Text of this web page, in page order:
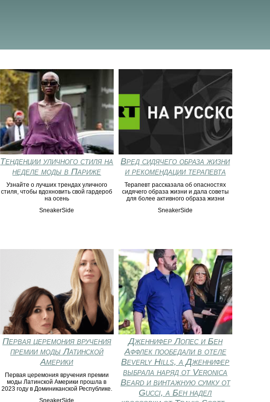
Тенденции уличного стиля на
неделе моды в Париже
Узнайте о лучших трендах уличного
стиля, чтобы вдохновить свой гардероб
на осень
SneakerSide
Вред сидячего образа жизни
и рекомендации терапевта
Терапевт рассказала об опасностях
сидячего образа жизни и дала советы
для более активного образа жизни
SneakerSide
Первая церемония вручения
премии моды Латинской
Америки
Первая церемония вручения премии
моды Латинской Америки прошла в
2023 году в Доминиканской Республике.
Дженнифер Лопес и Бен
Аффлек пообедали в отеле
Beverly Hills, а Дженнифер
выбрала наряд от Veronica
Beard и винтажную сумку от
Gucci, а Бен надел